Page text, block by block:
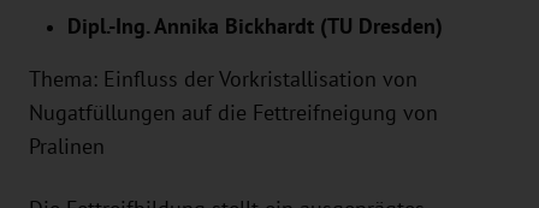
Dipl.-Ing. Annika Bickhardt (TU Dresden)
Thema: Einfluss der Vorkristallisation von
Nugatfüllungen auf die Fettreifneigung von
Pralinen